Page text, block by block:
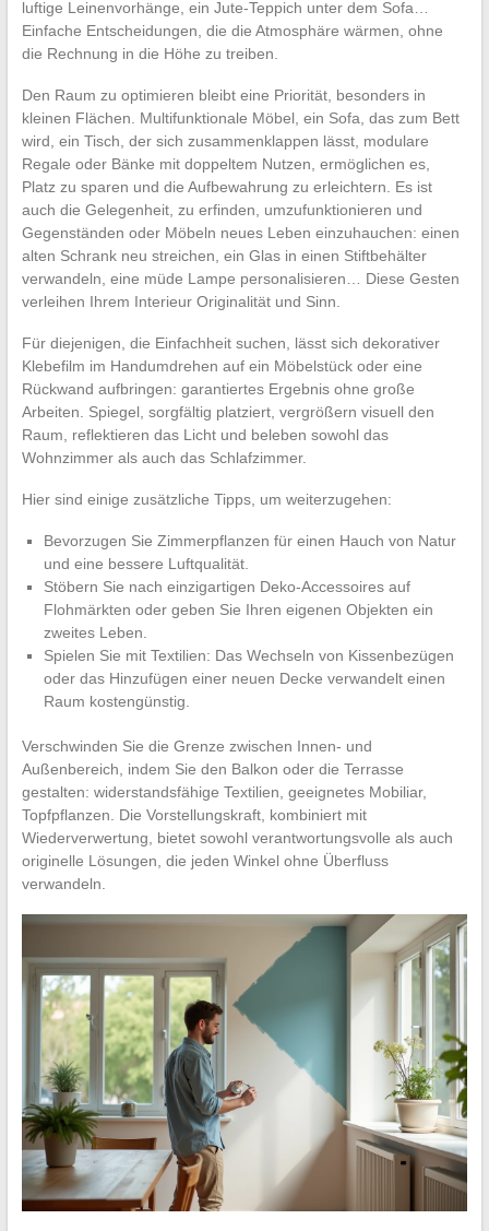
luftige Leinenvorhänge, ein Jute-Teppich unter dem Sofa…
Einfache Entscheidungen, die die Atmosphäre wärmen, ohne
die Rechnung in die Höhe zu treiben.
Den Raum zu optimieren bleibt eine Priorität, besonders in
kleinen Flächen. Multifunktionale Möbel, ein Sofa, das zum Bett
wird, ein Tisch, der sich zusammenklappen lässt, modulare
Regale oder Bänke mit doppeltem Nutzen, ermöglichen es,
Platz zu sparen und die Aufbewahrung zu erleichtern. Es ist
auch die Gelegenheit, zu erfinden, umzufunktionieren und
Gegenständen oder Möbeln neues Leben einzuhauchen: einen
alten Schrank neu streichen, ein Glas in einen Stiftbehälter
verwandeln, eine müde Lampe personalisieren… Diese Gesten
verleihen Ihrem Interieur Originalität und Sinn.
Für diejenigen, die Einfachheit suchen, lässt sich dekorativer
Klebefilm im Handumdrehen auf ein Möbelstück oder eine
Rückwand aufbringen: garantiertes Ergebnis ohne große
Arbeiten. Spiegel, sorgfältig platziert, vergrößern visuell den
Raum, reflektieren das Licht und beleben sowohl das
Wohnzimmer als auch das Schlafzimmer.
Hier sind einige zusätzliche Tipps, um weiterzugehen:
Bevorzugen Sie Zimmerpflanzen für einen Hauch von Natur
und eine bessere Luftqualität.
Stöbern Sie nach einzigartigen Deko-Accessoires auf
Flohmärkten oder geben Sie Ihren eigenen Objekten ein
zweites Leben.
Spielen Sie mit Textilien: Das Wechseln von Kissenbezügen
oder das Hinzufügen einer neuen Decke verwandelt einen
Raum kostengünstig.
Verschwinden Sie die Grenze zwischen Innen- und
Außenbereich, indem Sie den Balkon oder die Terrasse
gestalten: widerstandsfähige Textilien, geeignetes Mobiliar,
Topfpflanzen. Die Vorstellungskraft, kombiniert mit
Wiederverwertung, bietet sowohl verantwortungsvolle als auch
originelle Lösungen, die jeden Winkel ohne Überfluss
verwandeln.